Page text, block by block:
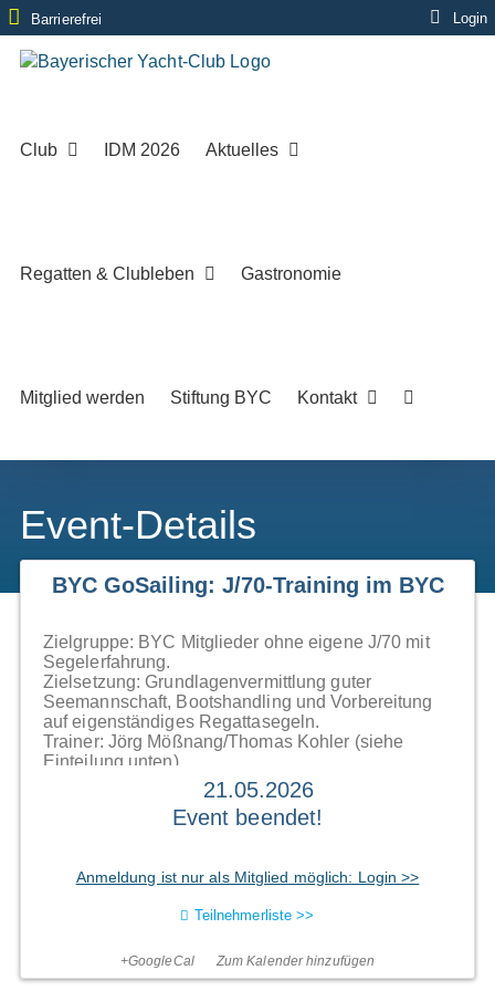
Zum
Inhalt
springen
Barrierefrei Login
Club IDM 2026 Aktuelles
Regatten & Clubleben Gastronomie
Mitglied werden Stiftung BYC Kontakt
Event-Details
BYC GoSailing: J/70-Training im BYC
Zielgruppe: BYC Mitglieder ohne eigene J/70 mit
Segelerfahrung.
Zielsetzung: Grundlagenvermittlung guter
Seemannschaft, Bootshandling und Vorbereitung
auf eigenständiges Regattasegeln.
Trainer: Jörg Mößnang/Thomas Kohler (siehe
Einteilung unten)
Innerhalb des BYC Season Pass "BYC
GoSailing J/70" abgedeckt (Trainerkosten und
durch den BYC gestellt.
J/70 Maintenance
Programm.
21.05.2026
Event beendet!
Anmeldung ist nur als Mitglied möglich: Login >>
Teilnehmerliste >>
+GoogleCal Zum Kalender hinzufügen